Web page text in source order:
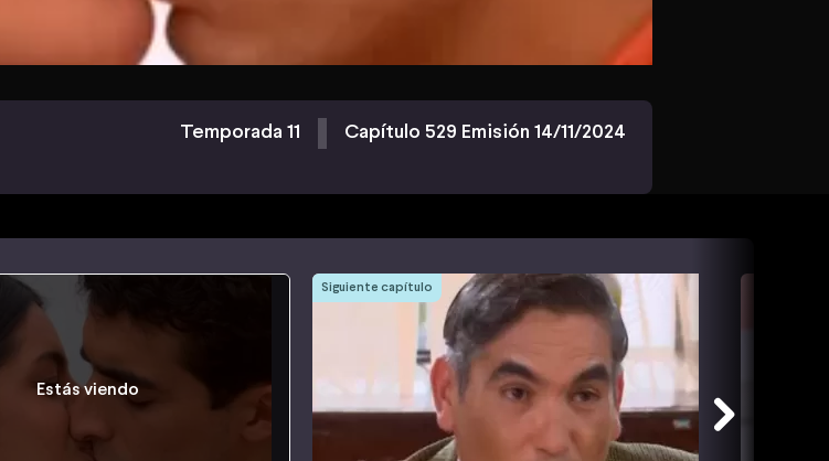
Temporada 11 Capítulo 529 Emisión 14/11/2024
Estás viendo
Siguiente capítulo